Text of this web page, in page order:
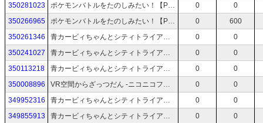
350281023
ポケモンバトルをたのしみたい！【Pokémon Champions】 0
0
350266965
ポケモンバトルをたのしみたい！【Pokémon Champions】 0
600
350261346
青カービィちゃんとシティトライアルレインボーめざしたりする！！！！！【カービィのエアライダー】 0
0
350241027
青カービィちゃんとシティトライアルレインボーめざしたりする！！！！！【カービィのエアライダー】 0
0
350113218
青カービィちゃんとシティトライアルレインボーめざしたりする！！！！！【カービィのエアライダー】 0
0
350008896
VR空間からざっつだん -ニコニコフォロワー400人記念！-【バーチャルキャスト】 0
0
349952316
青カービィちゃんとシティトライアルレインボーめざしたりする！！！！！【カービィのエアライダー】 0
0
349855913
青カービィちゃんとシティトライアルレインボーめざしたりする！！！！！【カービィのエアライダー】 0
0